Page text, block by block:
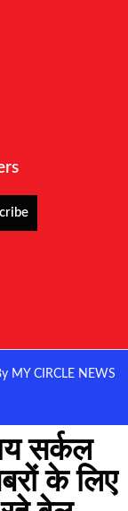
MY CIRCLE NEWS
सर्कल
के लिए